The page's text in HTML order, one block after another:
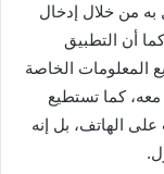
به من خلال إدخال
أن التطبيق
المعلومات الخاصة
معه، كما تستطيع
الهاتف، بل إنه